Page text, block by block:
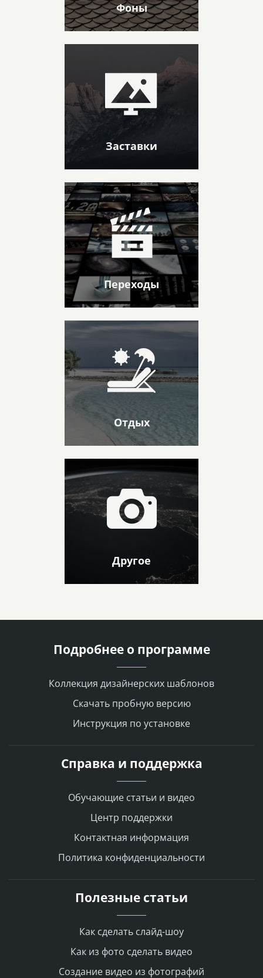
Фоны
Заставки
Переходы
Отдых
Другое
Подробнее о программе
Коллекция дизайнерских шаблонов
Скачать пробную версию
Инструкция по установке
Справка и поддержка
Обучающие статьи и видео
Центр поддержки
Контактная информация
Политика конфиденциальности
Полезные статьи
Как сделать слайд-шоу
Как из фото сделать видео
Создание видео из фотографий